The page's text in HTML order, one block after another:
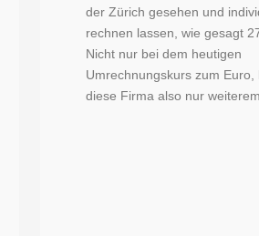
der Zürich gesehen und
rechnen lassen, wie gesagt
Nicht nur bei dem heutigen
Umrechnungskurs zum Euro,
diese Firma also nur